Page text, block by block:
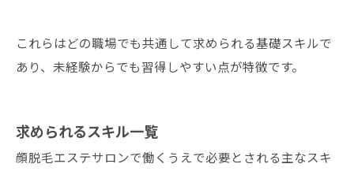
これらはどの職場でも共通して求められる基礎スキルで
あり、未経験からでも習得しやすい点が特徴です。
求められるスキル一覧
顔脱毛エステサロンで働くうえで必要とされる主なスキ